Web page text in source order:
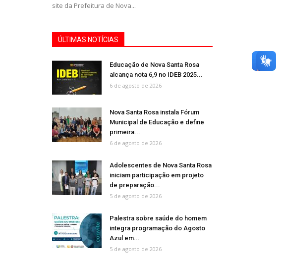
site da Prefeitura de Nova...
ÚLTIMAS NOTÍCIAS
Educação de Nova Santa Rosa
alcança nota 6,9 no IDEB 2025...
6 de agosto de 2026
Nova Santa Rosa instala Fórum
Municipal de Educação e define
primeira...
6 de agosto de 2026
Adolescentes de Nova Santa Rosa
iniciam participação em projeto
de preparação...
5 de agosto de 2026
Palestra sobre saúde do homem
integra programação do Agosto
Azul em...
5 de agosto de 2026